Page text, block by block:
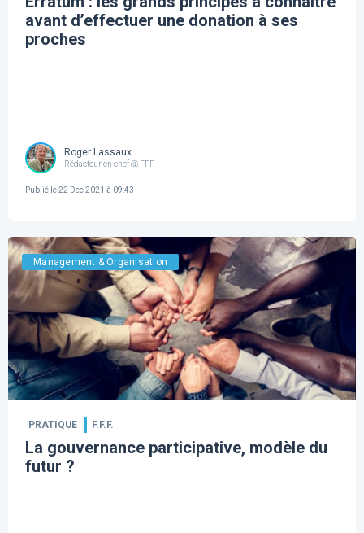
avant d’effectuer une donation à ses
proches
Roger Lassaux
Rédacteur en chef @ FFF
Publié le22 Dec 2021 à 09:43
Management & Organisation
PRATIQUE F.F.F.
La gouvernance participative, modèle du
futur ?